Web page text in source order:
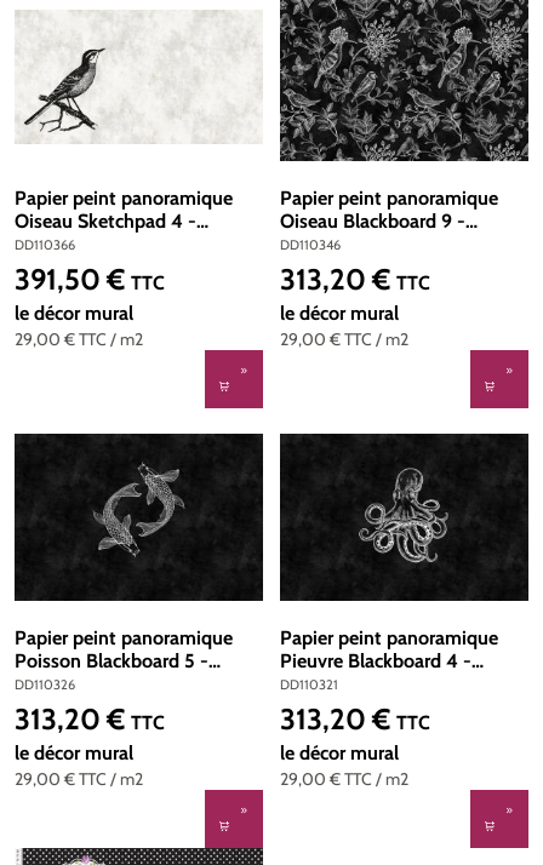
Papier peint panoramique
Oiseau Sketchpad 4 -
Référence DD110366 -
Intissé 200g/m2 - Standard
500 x 270
DD110366
29,00 €TTC / m2
Prix régulier :
391,50 € TTC
le décor mural
Papier peint panoramique
Oiseau Blackboard 9 -
Référence DD110346 -
Intissé 200g/m2 - Standard
400 x 270
DD110346
29,00 €TTC / m2
Prix régulier :
313,20 € TTC
le décor mural
Papier peint panoramique
Poisson Blackboard 5 -
Référence DD110326 -
Intissé 200g/m2 - Standard
400 x 270
DD110326
29,00 €TTC / m2
Prix régulier :
313,20 € TTC
le décor mural
Papier peint panoramique
Pieuvre Blackboard 4 -
Référence DD110321 - Intissé
200g/m2 - Standard 400 x
270
DD110321
29,00 €TTC / m2
Prix régulier :
313,20 € TTC
le décor mural